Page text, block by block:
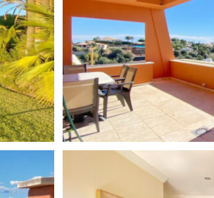
a
vistas
campo
de
Lado montaña
Vistas panorámicas
Vistas al mar
Sur oeste
Urbanización